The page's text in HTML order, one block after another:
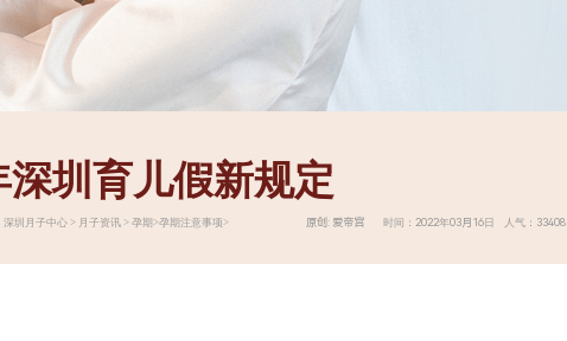
深圳育儿假新规定
深圳月子中心 > 月子资讯 >孕期>孕期注意事项> 原创: 爱帝宫 时间：2022年03月16日 人气：33408